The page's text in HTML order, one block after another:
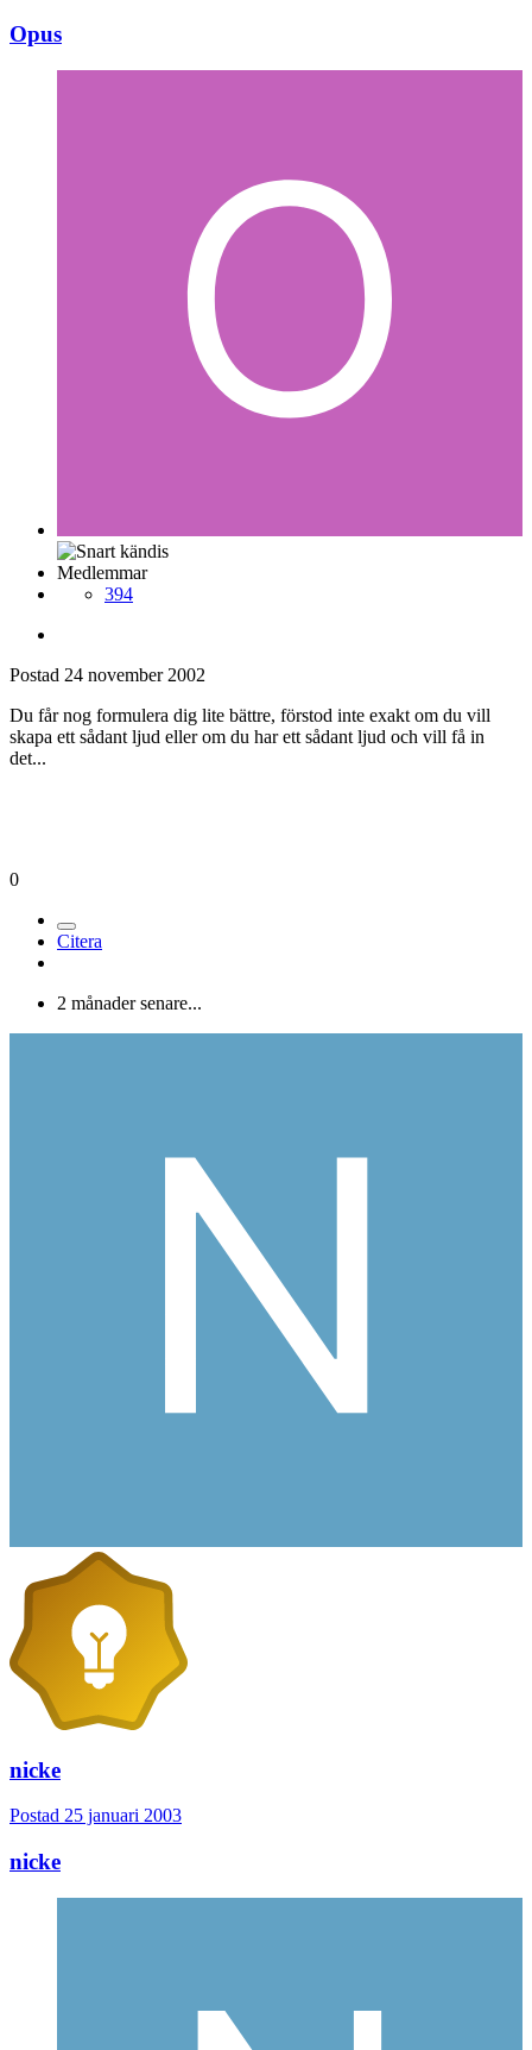
Opus
Medlemmar
394
Postad 24 november 2002
Du får nog formulera dig lite bättre, förstod inte exakt om du vill
skapa ett sådant ljud eller om du har ett sådant ljud och vill få in
det...
0
Citera
2 månader senare...
nicke
Postad 25 januari 2003
nicke